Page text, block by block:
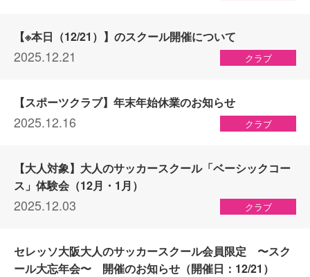
2025.12.21 クラブ
【※本日（12/21）】のスクール開催について
2025.12.16 クラブ
【スポーツクラブ】年末年始休業のお知らせ
2025.12.03 クラブ
【大人対象】大人のサッカースクール「ベーシックコー
ス」体験会（12月・1月）
セレッソ大阪大人のサッカースクール会員限定 〜スク
ール大忘年会〜 開催のお知らせ（開催日：12/21）